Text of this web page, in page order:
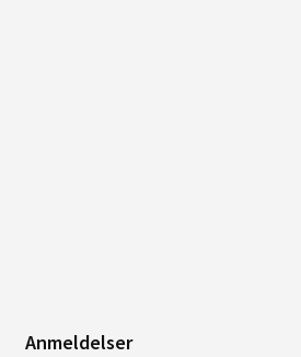
Anmeldelser